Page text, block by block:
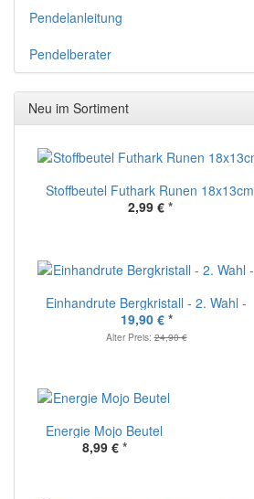
Pendelanleitung
Pendelberater
Neu im Sortiment
Stoffbeutel Futhark Runen 18x13cm
2,99 € *
Einhandrute Bergkristall - 2. Wahl -
19,90 € *
Alter Preis:24,90 €
Energie Mojo Beutel
8,99 € *